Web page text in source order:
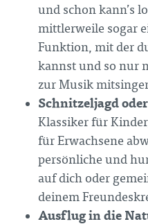
und schon kann’s
mittlerweile sogar
Funktion, mit der
kannst und so nur
zur Musik
Schnitzeljagd
Klassiker für
für Erwachsene
persönliche und
auf dich oder
deinem
Ausflug in die